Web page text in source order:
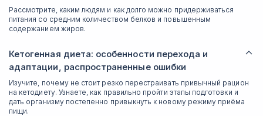
Рассмотрите, каким людям и как долго можно придерживаться
питания со средним количеством белков и повышенным
содержанием жиров.
Кетогенная диета: особенности перехода и
адаптации, распространенные ошибки
Изучите, почему не стоит резко перестраивать привычный рацион
на кетодиету. Узнаете, как правильно пройти этапы подготовки и
дать организму постепенно привыкнуть к новому режиму приёма
пищи.